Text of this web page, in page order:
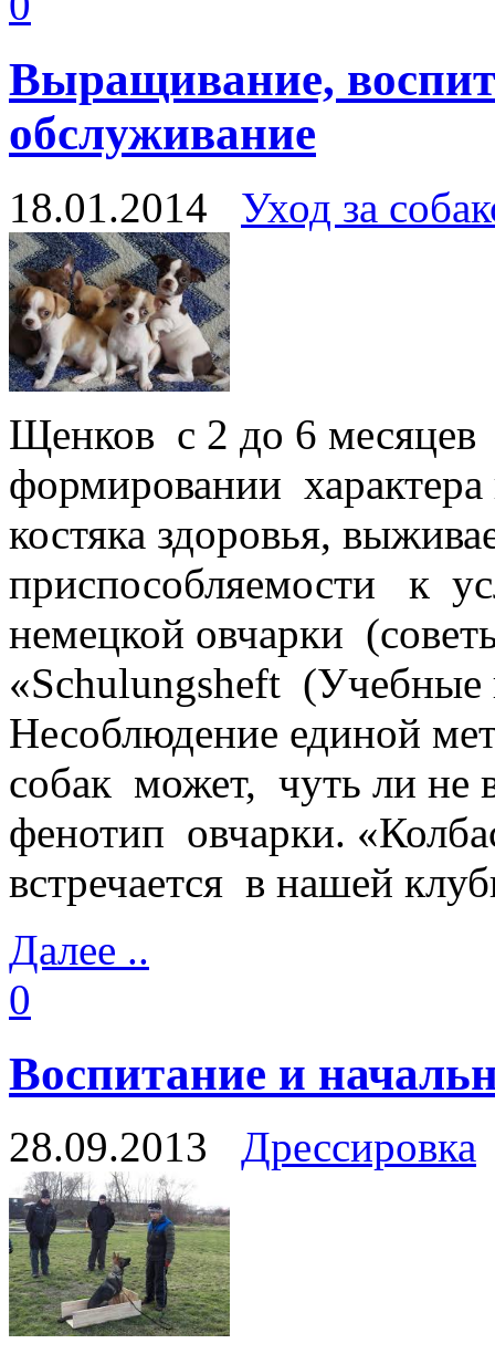
Выращивание,
обслуживание
18.01.2014 Уход за
Щенков с 2 до 6
формировании
костяка здоровья,
приспособляемости к
немецкой овчарки
«Schulungsheft
Несоблюдение единой
собак может, чуть ли не
фенотип овчарки.
встречается в нашей
Далее ..
0
Воспитание и
28.09.2013 Дрессировка